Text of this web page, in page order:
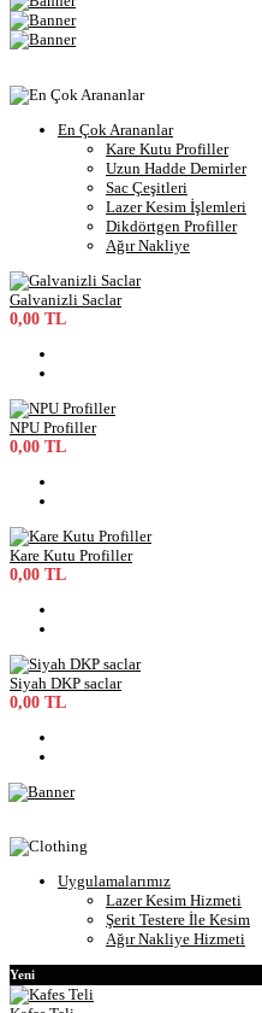
En Çok Arananlar
Kare Kutu Profiller
Uzun Hadde Demirler
Sac Çeşitleri
Lazer Kesim İşlemleri
Dikdörtgen Profiller
Ağır Nakliye
Galvanizli Saclar
0,00 TL
NPU Profiller
0,00 TL
Kare Kutu Profiller
0,00 TL
Siyah DKP saclar
0,00 TL
Uygulamalarımız
Lazer Kesim Hizmeti
Şerit Testere İle Kesim
Ağır Nakliye Hizmeti
Yeni